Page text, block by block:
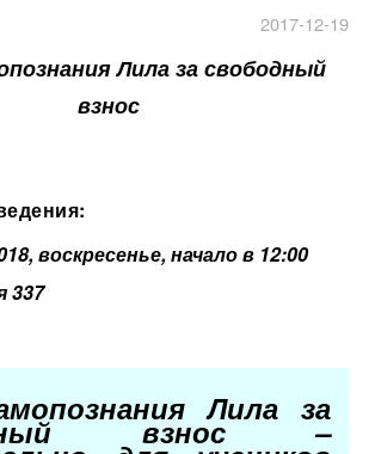
2017-12-19
Лила за свободный
взнос
воскресенье, начало в 12:00
337
Лила за
взнос –